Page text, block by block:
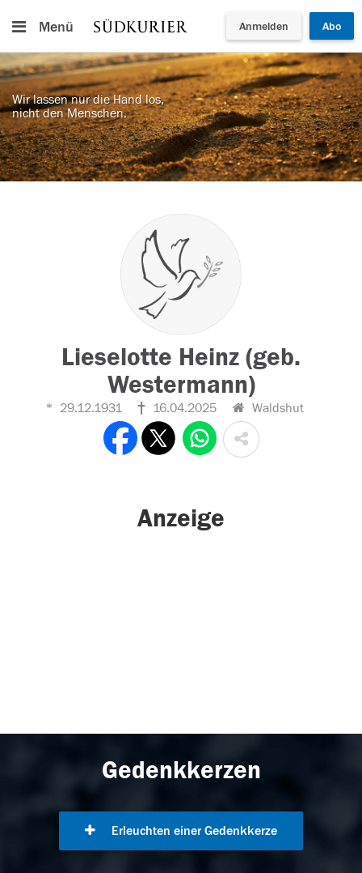
Menü Anmelden Abo
Wir lassen nur die Hand los,
nicht den Menschen.
Lieselotte Heinz (geb.
Westermann)
29.12.1931 16.04.2025 Waldshut
Anzeige
Gedenkkerzen
Erleuchten einer Gedenkkerze